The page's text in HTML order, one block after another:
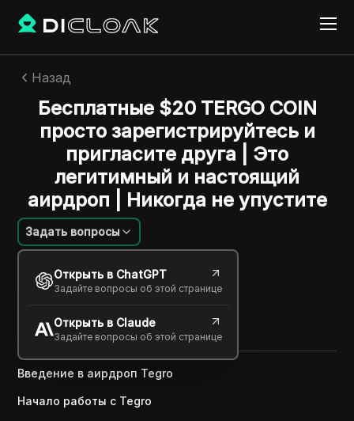
Назад
Бесплатные $20 TERGO COIN
просто зарегистрируйтесь и
пригласите друга | Это
легитимный и настоящий
аирдроп | Никогда не упустите
Задать вопросы
Открыть в ChatGPT
Задайте вопросы об этой странице
Открыть в Claude
Задайте вопросы об этой странице
Алексей Сидоров
22 дек. 2024 2 минут
Copy Link
Введение в аирдроп Tegro
Начало работы с Tegro